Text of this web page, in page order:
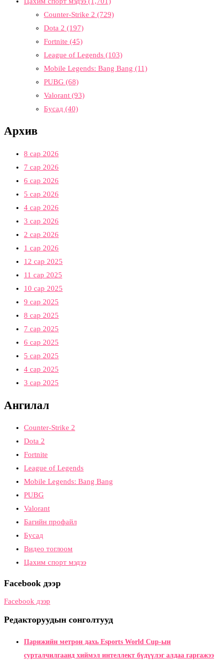
Counter-Strike 2 (729)
Dota 2 (197)
Fortnite (45)
League of Legends (103)
Mobile Legends: Bang Bang (11)
PUBG (68)
Valorant (93)
Бусад (40)
Архив
8 сар 2026
7 сар 2026
6 сар 2026
5 сар 2026
4 сар 2026
3 сар 2026
2 сар 2026
1 сар 2026
12 сар 2025
11 сар 2025
10 сар 2025
9 сар 2025
8 сар 2025
7 сар 2025
6 сар 2025
5 сар 2025
4 сар 2025
3 сар 2025
Ангилал
Counter-Strike 2
Dota 2
Fortnite
League of Legends
Mobile Legends: Bang Bang
PUBG
Valorant
Багийн профайл
Бусад
Видео тоглоом
Цахим спорт мэдээ
Facebook дээр
Facebook дээр
Редакторуудын сонголтууд
Парижийн метрон дахь Esports World Cup-ын
сурталчилгаанд хиймэл интеллект бүдүүлэг алдаа гаргажээ